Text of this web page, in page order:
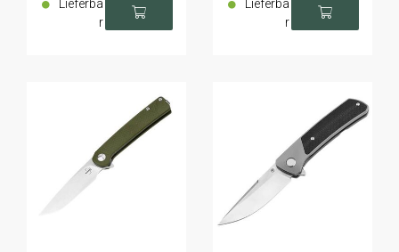
Lieferba
r
Lieferba
r